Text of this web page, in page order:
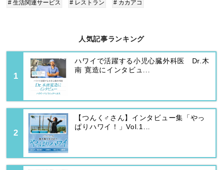
# 生活関連サービス # レストラン # カカアコ
人気記事ランキング
ハワイで活躍する小児心臓外科医 Dr.木
南 寛造にインタビュ...
【つんく♂さん】インタビュー集「やっ
ぱりハワイ！」Vol.1...